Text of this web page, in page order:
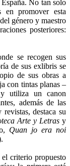
No tan solo
en promover esta
género y maestro
posteriores:
se recogen sus
de sus exlibris se
de sus obras a
con tintas planas –
y utiliza un canon
además de las
destaca su
Arte y Letras y
Quan jo era noi
criterio propuesto